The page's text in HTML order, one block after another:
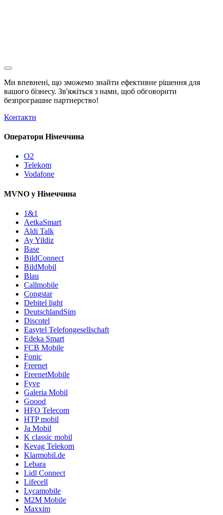
Ми впевнені, що зможемо знайти ефективне рішення для
вашого бізнесу. Зв'яжіться з нами, щоб обговорити
безпрограшне партнерство!
Контакти
Оператори Німеччина
O2
Telekom
Vodafone
MVNO у Німеччина
1&1
AetkaSmart
Aldi Talk
Ay Yildiz
Base
BildConnect
BildMobil
Blau
Callmobile
Congstar
Debitel light
DeutschlandSim
Discotel
Easytel Telefongesellschaft
Edeka Smart
FCB Mobile
Fonic
Freenet
FreenetMobile
Fyve
Galeria Mobil
Goood
HFO Telecom
HTP mobil
Ja Mobil
K classic mobil
Kevag Telekom
Klarmobil.de
Lebara
Lidl Connect
Lifecell
Lycamobile
M2M Mobile
Maxxim